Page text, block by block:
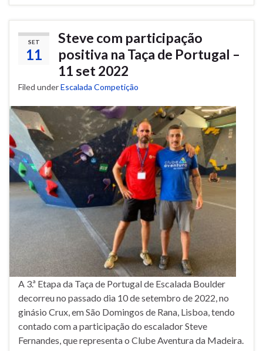
SET
11
Steve com participação
positiva na Taça de Portugal –
11 set 2022
Filed underEscalada Competição
A 3.ª Etapa da Taça de Portugal de Escalada Boulder
decorreu no passado dia 10 de setembro de 2022, no
ginásio Crux, em São Domingos de Rana, Lisboa, tendo
contado com a participação do escalador Steve
Fernandes, que representa o Clube Aventura da Madeira.